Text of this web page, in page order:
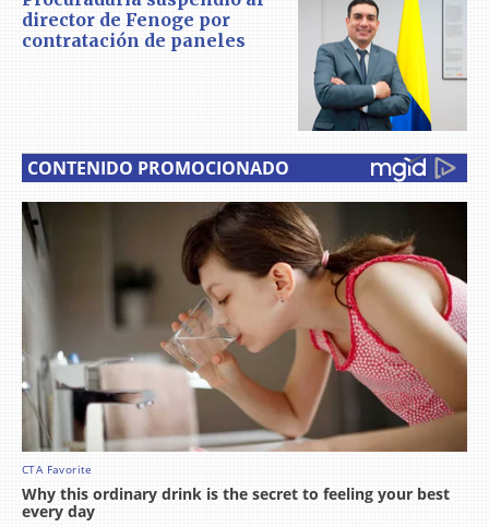
director de Fenoge por
contratación de paneles